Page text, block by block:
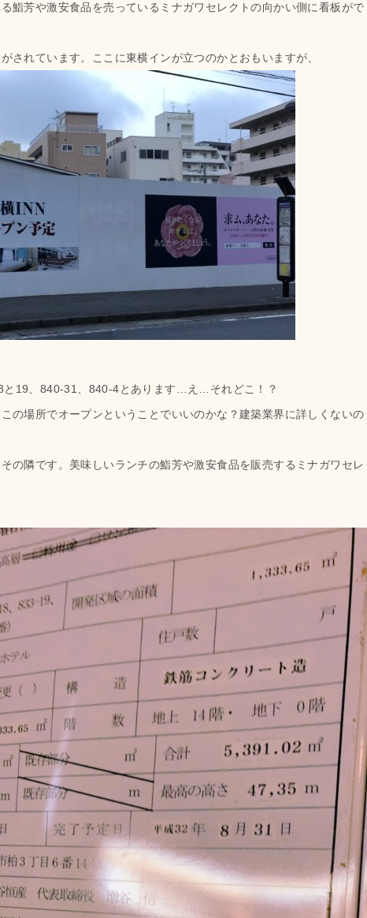
鮨芳や激安食品を売っているミナガワセレクトの向かい側に看板がで
されています。ここに東横インが立つのかとおもいますが、
と19、840-31、840-4とあります…え…それどこ！？
の場所でオープンということでいいのかな？建築業界に詳しくないの
の隣です。美味しいランチの鮨芳や激安食品を販売するミナガワセレ